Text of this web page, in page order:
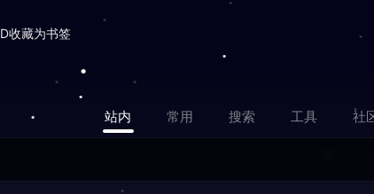
收藏为书签
站内 常用 搜索 工具 社